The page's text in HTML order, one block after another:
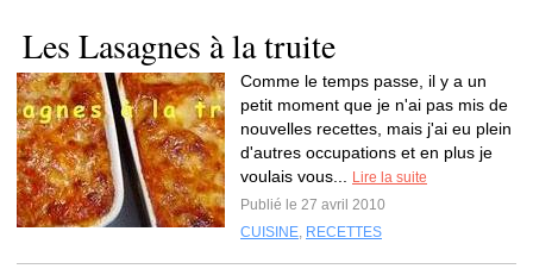
Les Lasagnes à la truite
Comme le temps passe, il y a un
petit moment que je n'ai pas mis de
nouvelles recettes, mais j'ai eu plein
d'autres occupations et en plus je
voulais vous...
Lire la suite
Publié le 27 avril 2010
CUISINE, RECETTES